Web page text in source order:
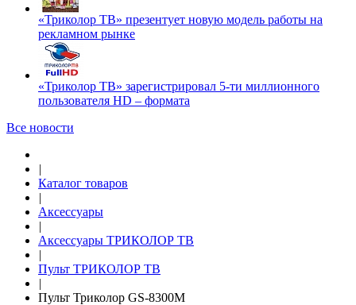
«Триколор ТВ» презентует новую модель работы на
рекламном рынке
«Триколор ТВ» зарегистрировал 5-ти миллионного
пользователя HD – формата
Все новости
|
Каталог товаров
|
Аксессуары
|
Аксессуары ТРИКОЛОР ТВ
|
Пульт ТРИКОЛОР ТВ
|
Пульт Триколор GS-8300M